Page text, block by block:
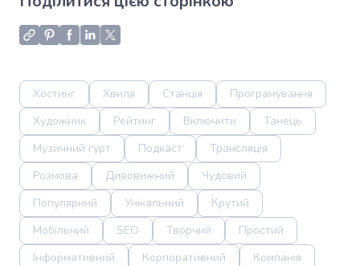
Хостинг Хвиля Станція
Програмування
Художник
Рейтинг Включити
Танець
Музичний гурт
Подкаст
Трансляція
Розмова
Дивовижний
Чудовий
Популярний
Унікальний
Крутий
Мобільний
SEO Творчий
Простий
Інформативний
Корпоративний
Компанія